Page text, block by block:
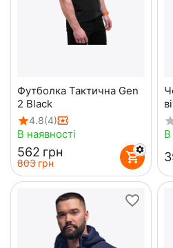
Футболка Тактична Gen
2 Black
4.8(4)
В наявності
‍562‍ грн
‍803‍ грн
В